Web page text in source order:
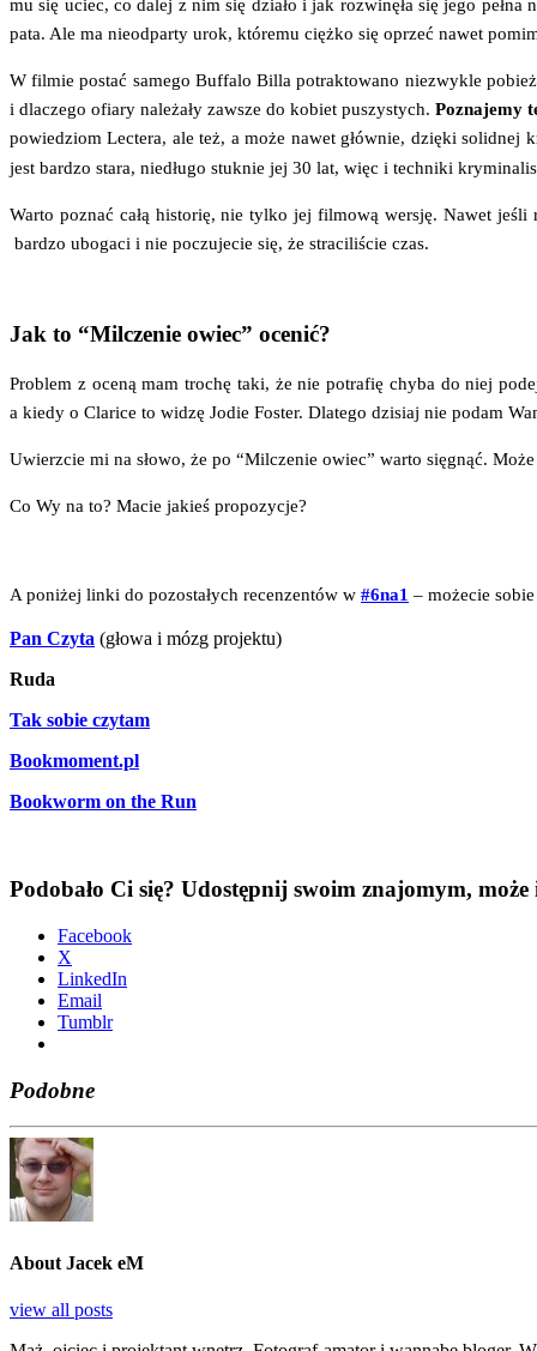
mu się uciec, co dalej z nim się dzia­ło i jak roz­wi­nę­ła się jego
pa­ta. Ale ma nie­od­par­ty urok, któ­re­mu cięż­ko się oprzeć nawet
W fil­mie postać same­go Buf­fa­lo Bil­la potrak­to­wa­no nie­zwy­kle
i dla­cze­go ofia­ry nale­ża­ły zawsze do kobiet puszy­stych.Pozna­je­my
po­wie­dziom Lec­te­ra, ale też, a może nawet głów­nie, dzię­ki solid­nej
jest bar­dzo sta­ra, nie­dłu­go stuk­nie jej 30 lat, więc i tech­ni­ki
War­to poznać całą histo­rię, nie tyl­ko jej fil­mo­wą wer­sję. Nawet jeśli
bar­dzo ubo­ga­ci i nie poczu­je­cie się, że stra­ci­li­ście czas.
Jak to “Milczenie owiec” ocenić?
Pro­blem z oce­ną mam tro­chę taki, że nie potra­fię chy­ba do niej
a kie­dy o Cla­ri­ce to widzę Jodie Foster. Dla­te­go dzi­siaj nie podam
Uwierz­cie mi na sło­wo, że po “Mil­cze­nie owiec” war­to się­gnąć.
Co Wy na to? Macie jakieś propozycje?
A poni­żej lin­ki do pozo­sta­łych recen­zen­tów w #6na1 – może­cie
Pan Czy­ta (gło­wa i mózg projektu)
Ruda
Tak sobie czytam
Bookmoment.pl
Bookworm on the Run
Podobało Ci się? Udostępnij swoim znajomym, może
Face­bo­ok
X
Lin­ke­dIn
Ema­il
Tum­blr
Podobne
About Jacek eM
view all posts